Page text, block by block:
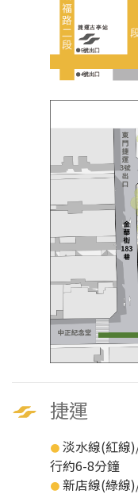
捷運
● 淡水線(紅
行約6-8分鐘
● 新店線(綠